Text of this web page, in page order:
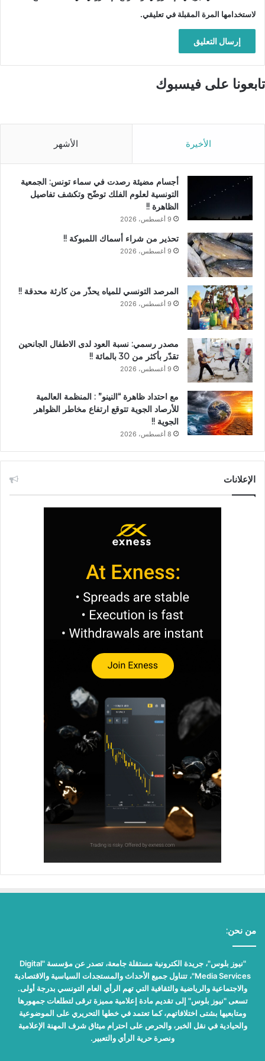
لاستخدامها المرة المقبلة في تعليقي.
تابعونا على فيسبوك
الأخيرة الأشهر
أجسام مضيئة رصدت في سماء تونس: الجمعية
التونسية لعلوم الفلك توضّح وتكشف تفاصيل
الظاهرة !!
9 أغسطس، 2026
تحذير من شراء أسماك اللمبوكة !!
9 أغسطس، 2026
المرصد التونسي للمياه يحذّر من كارثة محدقة !!
9 أغسطس، 2026
مصدر رسمي: نسبة العود لدى الاطفال الجانحين
تقدّر بأكثر من 30 بالمائة !!
9 أغسطس، 2026
مع احتداد ظاهرة “النينو” : المنظمة العالمية
للأرصاد الجوية تتوقع ارتفاع مخاطر الظواهر
الجوية !!
8 أغسطس، 2026
الإعلانات
من نحن:
"نيوز بلوس"، جريدة الكترونية مستقلة جامعة، تصدر عن مؤسسة "Digital
Media Services"، تتناول جميع الأحداث والمستجدات السياسية والاقتصادية
والاجتماعية والرياضية والثقافية التي تهم الرأي العام التونسي بدرجة أولى.
تسعى "نيوز بلوس" إلى تقديم مادة إعلامية مميزة ترقى لتطلعات جمهورها
ومتابعيها بشتى اختلافاتهم، كما تعتمد في خطها التحريري على الموضوعية
والحيادية في نقل الخبر، والحرص على احترام ميثاق شرف المهنة الإعلامية
ونصرة حرية الرأي والتعبير.